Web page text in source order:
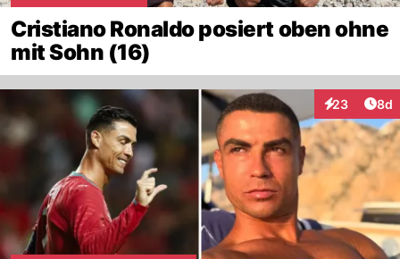
Cristiano Ronaldo posiert oben ohne
mit Sohn (16)
23
Interaktionen
8d